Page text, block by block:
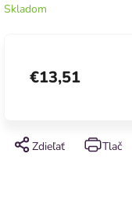
Tlač
Zdieľať
Skladom
€13,51